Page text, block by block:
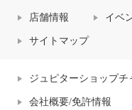
店舗情報 イベ
サイトマップ
ジュピターショップ
会社概要/免許情報